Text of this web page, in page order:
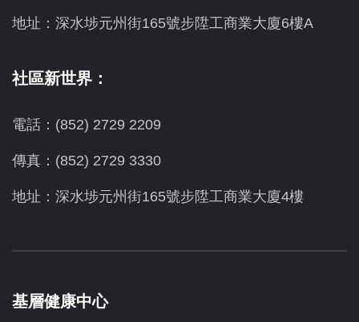
地址： 深水埗元州街165號步陞工商業大廈6樓A
社區新世界：
電話：(852) 2729 2209
傳真：(852) 2729 3330
地址：深水埗元州街165號步陞工商業大廈4樓
基層健康中心